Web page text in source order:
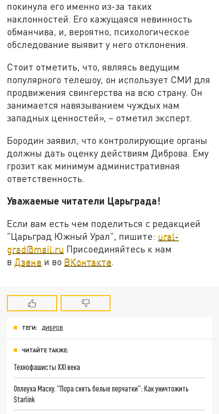
покинула его именно из-за таких
наклонностей. Его кажущаяся невинность
обманчива, и, вероятно, психологическое
обследование выявит у него отклонения.
Стоит отметить, что, являясь ведущим
популярного телешоу, он использует СМИ для
продвижения свингерства на всю страну. Он
занимается навязыванием чуждых нам
западных ценностей», – отметил эксперт.
Бородин заявил, что контролирующие органы
должны дать оценку действиям Диброва. Ему
грозит как минимум административная
ответственность.
Уважаемые читатели Царьграда!
Если вам есть чем поделиться с редакцией
"Царьград Южный Урал", пишите: ural-
grad@mail.ru Присоединяйтесь к нам
в Дзене и во ВКонтакте.
ТЕГИ: ДИБРОВ
ЧИТАЙТЕ ТАКЖЕ:
Технофашисты XXI века
Оплеуха Маску. "Пора снять белые перчатки": Как уничтожить
Starlink